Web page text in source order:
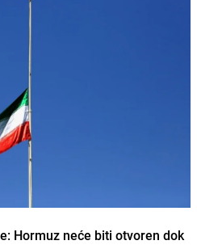
Hormuz neće biti otvoren dok